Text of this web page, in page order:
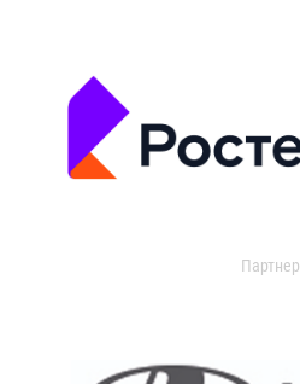
Партнер